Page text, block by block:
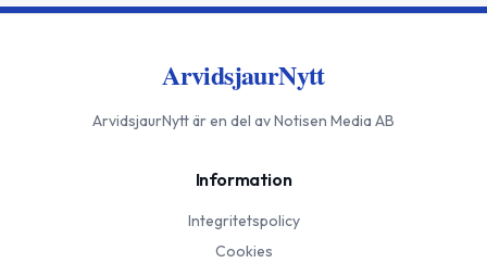
ArvidsjaurNytt
ArvidsjaurNyttär en del av Notisen Media AB
Information
Integritetspolicy
Cookies